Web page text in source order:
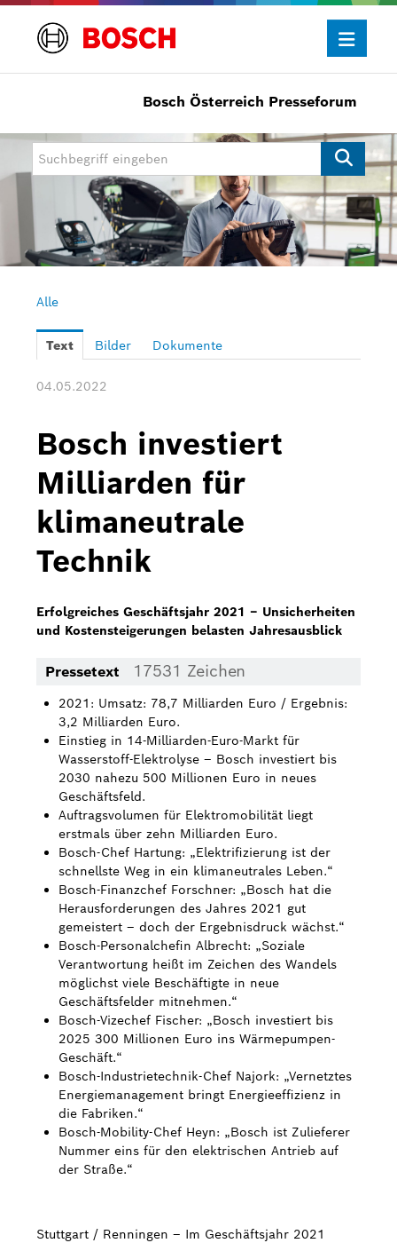
Presseinformationen
Allgemein/Wirtschaft
Bosch Innovationspreis
eBike Systems
Mobility
Power Tools
Buderus
Pressemappen
Hausgeräte
Downloads
Pressemappen
Fotos
Videos
Über uns
Bosch in Österreich
Karriere bei Bosch in Österreich
Bosch Weltweit
Kontakt
Bosch Österreich Presseforum
Alle
Text Bilder Dokumente
04.05.2022
Bosch investiert
Milliarden für
klimaneutrale
Technik
Erfolgreiches Geschäftsjahr 2021 – Unsicherheiten
und Kostensteigerungen belasten Jahresausblick
Pressetext 17531 Zeichen
2021: Umsatz: 78,7 Milliarden Euro / Ergebnis:
3,2 Milliarden Euro.
Einstieg in 14-Milliarden-Euro-Markt für
Wasserstoff-Elektrolyse – Bosch investiert bis
2030 nahezu 500 Millionen Euro in neues
Geschäftsfeld.
Auftragsvolumen für Elektromobilität liegt
erstmals über zehn Milliarden Euro.
Bosch-Chef Hartung: „Elektrifizierung ist der
schnellste Weg in ein klimaneutrales Leben.“
Bosch-Finanzchef Forschner: „Bosch hat die
Herausforderungen des Jahres 2021 gut
gemeistert – doch der Ergebnisdruck wächst.“
Bosch-Personalchefin Albrecht: „Soziale
Verantwortung heißt im Zeichen des Wandels
möglichst viele Beschäftigte in neue
Geschäftsfelder mitnehmen.“
Bosch-Vizechef Fischer: „Bosch investiert bis
2025 300 Millionen Euro ins Wärmepumpen-
Geschäft.“
Bosch-Industrietechnik-Chef Najork: „Vernetztes
Energiemanagement bringt Energieeffizienz in
die Fabriken.“
Bosch-Mobility-Chef Heyn: „Bosch ist Zulieferer
Nummer eins für den elektrischen Antrieb auf
der Straße.“
Stuttgart / Renningen – Im Geschäftsjahr 2021